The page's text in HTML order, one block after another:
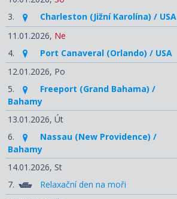
3.
Charleston (Jižní Karolína) / USA
11.01.2026, Ne
4.
Port Canaveral (Orlando) / USA
12.01.2026, Po
5.
Freeport (Grand Bahama) /
Bahamy
13.01.2026, Út
6.
Nassau (New Providence) /
Bahamy
14.01.2026, St
7.
Relaxační den na moři